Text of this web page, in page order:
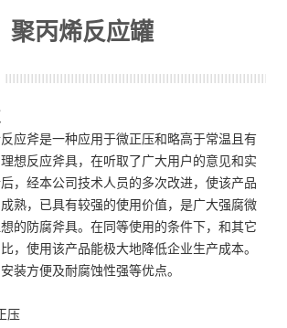
聚丙烯反应罐
应斧是一种应用于微正压和略高于常温且有
想反应斧具，在听取了广大用户的意见和实
，经本公司技术人员的多次改进，使该产品
熟，已具有较强的使用价值，是广大强腐微
的防腐斧具。在同等使用的条件下，和其它
，使用该产品能极大地降低企业生产成本。
装方便及耐腐蚀性强等优点。
压